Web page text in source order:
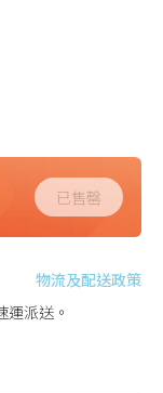
已售罄
物流及配送政策
派送。